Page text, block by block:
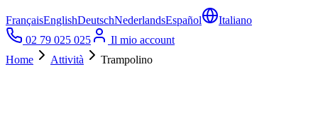
FrançaisEnglishDeutschNederlandsEspañol
Italiano
02 79 025 025
Il mio account
Home
Attività Trampolino